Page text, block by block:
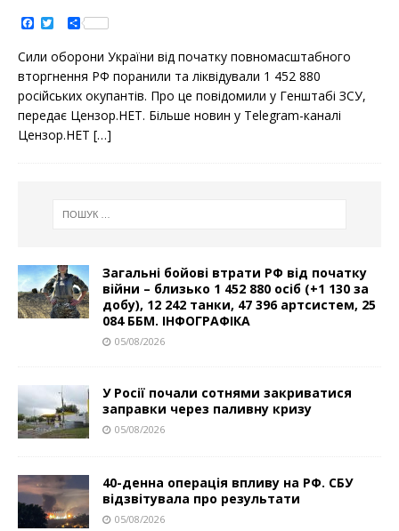
a
e
b
o
o
k
t
t
e
r
S
h
r
e
Сили оборони України від початку повномасштабного
вторгнення РФ поранили та ліквідували 1 452 880
російських окупантів. Про це повідомили у Генштабі ЗСУ,
передає Цензор.НЕТ. Більше новин у Telegram-каналі
Цензор.НЕТ […]
Загальні бойові втрати РФ від початку
війни – близько 1 452 880 осіб (+1 130 за
добу), 12 242 танки, 47 396 артсистем, 25
084 ББМ. ІНФОГРАФІКА
05/08/2026
У Росії почали сотнями закриватися
заправки через паливну кризу
05/08/2026
40-денна операція впливу на РФ. СБУ
відзвітувала про результати
05/08/2026